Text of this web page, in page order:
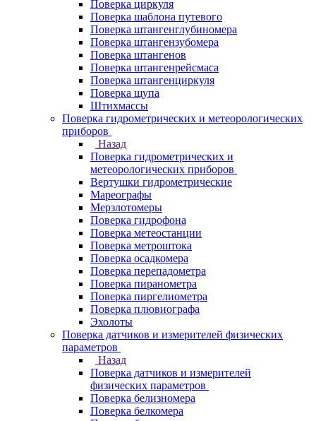
Поверка циркуля
Поверка шаблона путевого
Поверка штангенглубиномера
Поверка штангензубомера
Поверка штангенов
Поверка штангенрейсмаса
Поверка штангенциркуля
Поверка щупа
Штихмассы
Поверка гидрометрических и метеорологических
приборов
Назад
Поверка гидрометрических и
метеорологических приборов
Вертушки гидрометрические
Мареографы
Мерзлотомеры
Поверка гидрофона
Поверка метеостанции
Поверка метроштока
Поверка осадкомера
Поверка перепадометра
Поверка пиранометра
Поверка пиргелиометра
Поверка плювиографа
Эхолоты
Поверка датчиков и измерителей физических
параметров
Назад
Поверка датчиков и измерителей
физических параметров
Поверка белизномера
Поверка белкомера